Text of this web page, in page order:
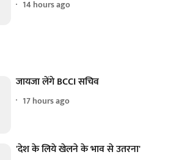
14 hours ago
जायजा लेंगे BCCI सचिव
17 hours ago
'देश के लिये खेलने के भाव से उतरना'